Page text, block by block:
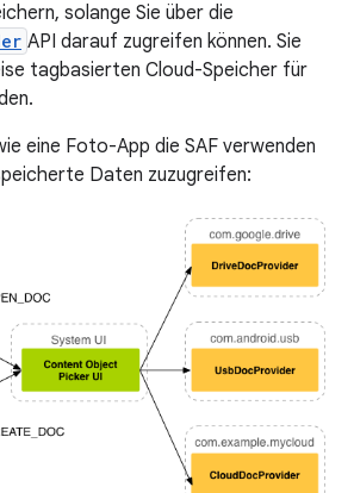
solange Sie über die
API darauf zugreifen können. Sie
tagbasierten Cloud-Speicher für
eine Foto-App die SAF verwenden
Daten zuzugreifen: